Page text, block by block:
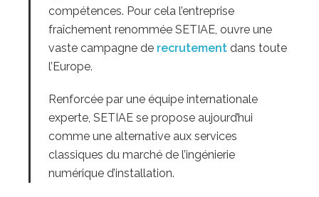
compétences. Pour cela l’entreprise
fraîchement renommée SETIAE, ouvre une
vaste campagne de recrutement dans toute
l’Europe.
Renforcée par une équipe internationale
experte, SETIAE se propose aujourd’hui
comme une alternative aux services
classiques du marché de l’ingénierie
numérique d’installation.